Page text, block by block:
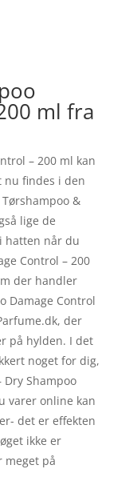
ml fra
– 200 ml kan
nu findes i den
&
lige de
hatten når du
Control – 200
der handler
Damage Control
der
på hylden. I det
noget for dig,
Shampoo
varer online kan
det er effekten
ikke er
meget på